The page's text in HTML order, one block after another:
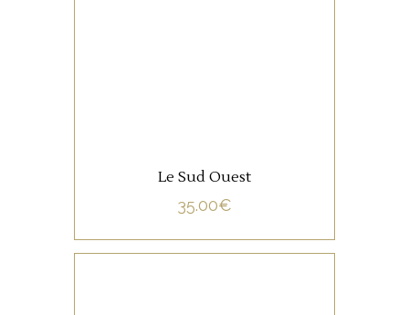
Le Sud Ouest
35.00€